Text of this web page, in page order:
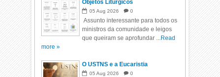
Objetos Litúrgicos
05 Aug 2026 0
Assunto interessante para todos os
ministros da comunidade e leigos
que queiram se aprofundar ...Read
more »
O USTNS e a Eucaristia
05 Aug 2026 0